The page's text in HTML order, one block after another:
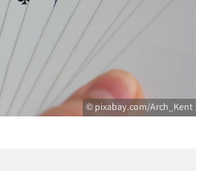
© pixabay.com/Arch_Kent